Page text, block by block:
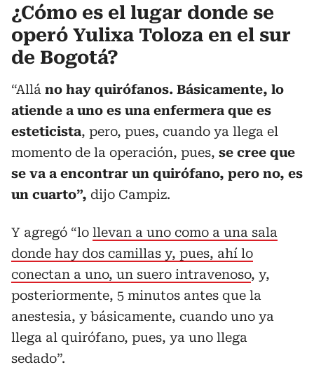
¿Cómo es el lugar donde se
operó Yulixa Toloza en el sur
de Bogotá?
“Allá no hay quirófanos. Básicamente, lo
atiende a uno es una enfermera que es
esteticista, pero, pues, cuando ya llega el
momento de la operación, pues, se cree que
se va a encontrar un quirófano, pero no, es
un cuarto”, dijo Campiz.
Y agregó “lo llevan a uno como a una sala
donde hay dos camillas y, pues, ahí lo
conectan a uno, un suero intravenoso, y,
posteriormente, 5 minutos antes que la
anestesia, y básicamente, cuando uno ya
llega al quirófano, pues, ya uno llega
sedado”.